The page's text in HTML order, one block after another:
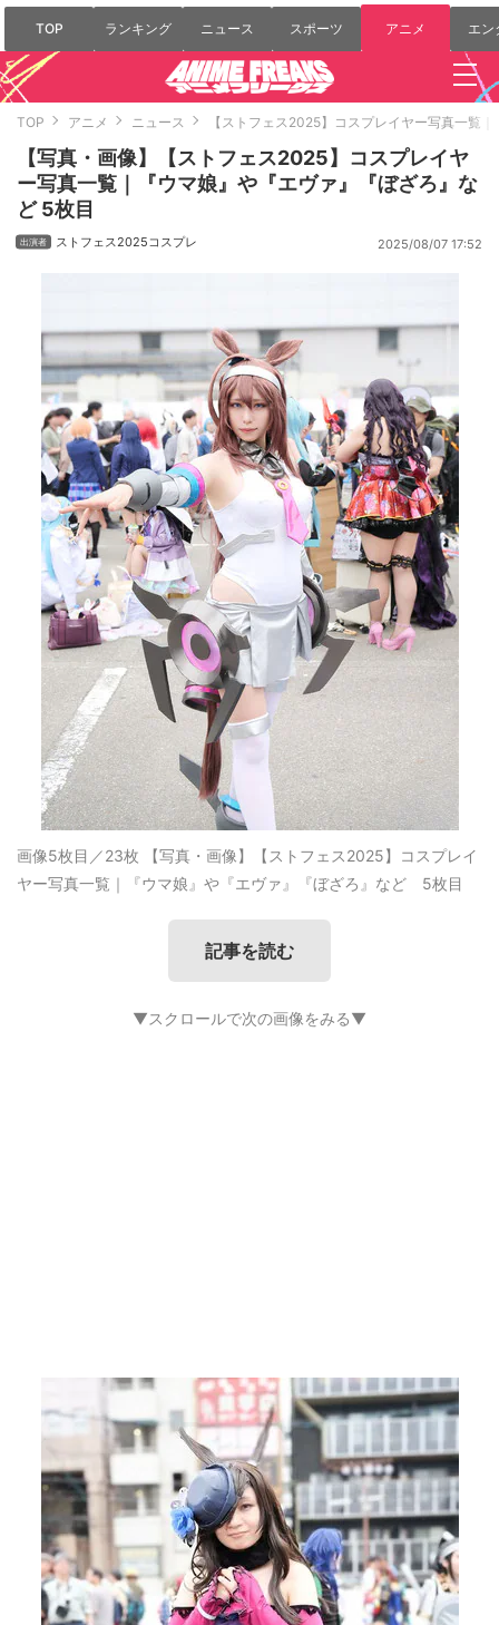
TOP ランキング ニュース スポーツ アニメ エン
TOP アニメ ニュース 【ストフェス2025】コスプレイヤー写真一覧
【写真・画像】【ストフェス2025】コスプレイヤ
ー写真一覧｜『ウマ娘』や『エヴァ』『ぼざろ』な
ど 5枚目
ストフェス2025コスプレ 2025/08/07 17:52
画像5枚目／23枚 【写真・画像】【ストフェス2025】コスプレイ
ヤー写真一覧｜『ウマ娘』や『エヴァ』『ぼざろ』など 5枚目
記事を読む
▼スクロールで次の画像をみる▼